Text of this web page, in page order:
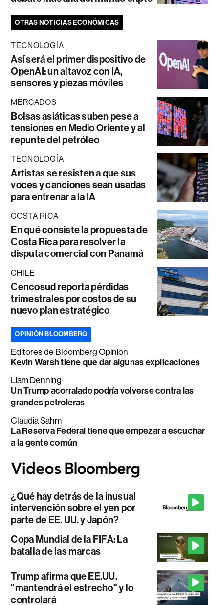
OTRAS NOTICIAS ECONÓMICAS
TECNOLOGÍA
Así será el primer dispositivo de
OpenAI: un altavoz con IA,
sensores y piezas móviles
MERCADOS
Bolsas asiáticas suben pese a
tensiones en Medio Oriente y al
repunte del petróleo
TECNOLOGÍA
Artistas se resisten a que sus
voces y canciones sean usadas
para entrenar a la IA
COSTA RICA
En qué consiste la propuesta de
Costa Rica para resolver la
disputa comercial con Panamá
CHILE
Cencosud reporta pérdidas
trimestrales por costos de su
nuevo plan estratégico
OPINIÓN BLOOMBERG
Editores de Bloomberg Opinion
Kevin Warsh tiene que dar algunas explicaciones
Liam Denning
Un Trump acorralado podría volverse contra las
grandes petroleras
Claudia Sahm
La Reserva Federal tiene que empezar a escuchar
a la gente común
¿Qué hay detrás de la inusual
intervención sobre el yen por
parte de EE. UU. y Japón?
Copa Mundial de la FIFA: La
batalla de las marcas
Trump afirma que EE.UU.
"mantendrá el estrecho" y lo
controlará